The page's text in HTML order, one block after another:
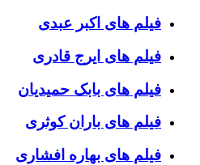
فیلم های اکبر عبدی
فیلم های ایرج قادری
فیلم های بابک حمیدیان
فیلم های باران کوثری
فیلم های بهاره افشاری